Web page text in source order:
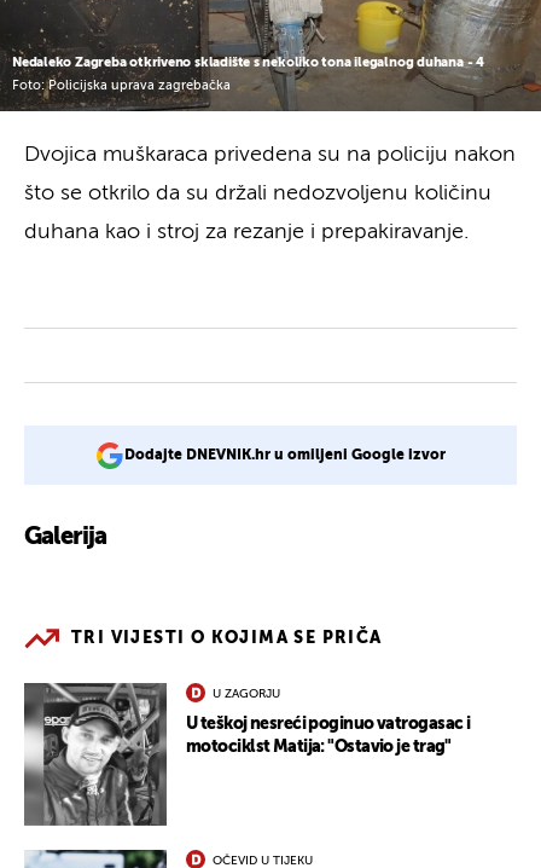
Nedaleko Zagreba otkriveno skladište s nekoliko tona ilegalnog duhana - 4
Foto: Policijska uprava zagrebačka
Dvojica muškaraca privedena su na policiju nakon
što se otkrilo da su držali nedozvoljenu količinu
duhana kao i stroj za rezanje i prepakiravanje.
Dodajte DNEVNIK.hr u omiljeni Google izvor
Galerija
TRI VIJESTI O KOJIMA SE PRIČA
U ZAGORJU
U teškoj nesreći poginuo vatrogasac i
motociklst Matija: "Ostavio je trag"
OČEVID U TIJEKU